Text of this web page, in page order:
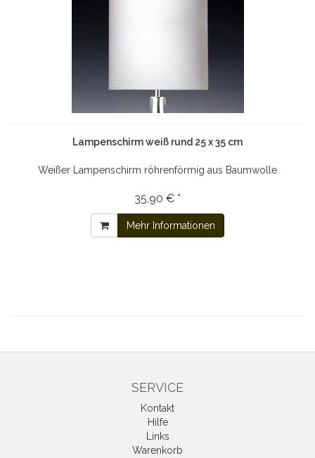
Lampenschirm weiß rund 25 x 35 cm
Weißer Lampenschirm röhrenförmig aus Baumwolle
35,90 € *
Mehr Informationen
SERVICE
Kontakt
Hilfe
Links
Warenkorb